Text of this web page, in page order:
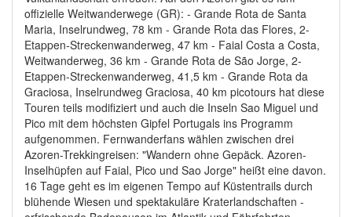
offizielle Weitwanderwege (GR): - Grande Rota de Santa
Maria, Inselrundweg, 78 km - Grande Rota das Flores, 2-
Etappen-Streckenwanderweg, 47 km - Faial Costa a Costa,
Weitwanderweg, 36 km - Grande Rota de São Jorge, 2-
Etappen-Streckenwanderweg, 41,5 km - Grande Rota da
Graciosa, Inselrundweg Graciosa, 40 km picotours hat diese
Touren teils modifiziert und auch die Inseln Sao Miguel und
Pico mit dem höchsten Gipfel Portugals ins Programm
aufgenommen. Fernwanderfans wählen zwischen drei
Azoren-Trekkingreisen: "Wandern ohne Gepäck. Azoren-
Inselhüpfen auf Faial, Pico und Sao Jorge" heißt eine davon.
16 Tage geht es im eigenen Tempo auf Küstentrails durch
blühende Wiesen und spektakuläre Kraterlandschaften -